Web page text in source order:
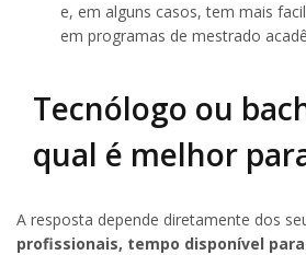
e, em alguns casos, tem mais
em programas de mestrado
Tecnólogo ou
qual é melhor
A resposta depende diretamente dos
profissionais, tempo disponível